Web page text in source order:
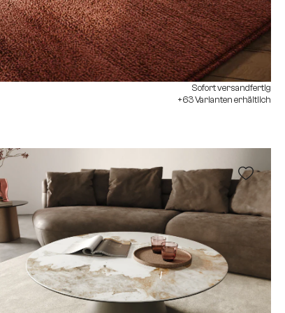
Sofort versandfertig
+63 Varianten erhältlich